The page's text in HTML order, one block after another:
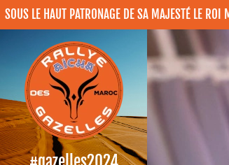
SOUS LE HAUT PATRONAGE DE SA MAJESTÉ LE ROI